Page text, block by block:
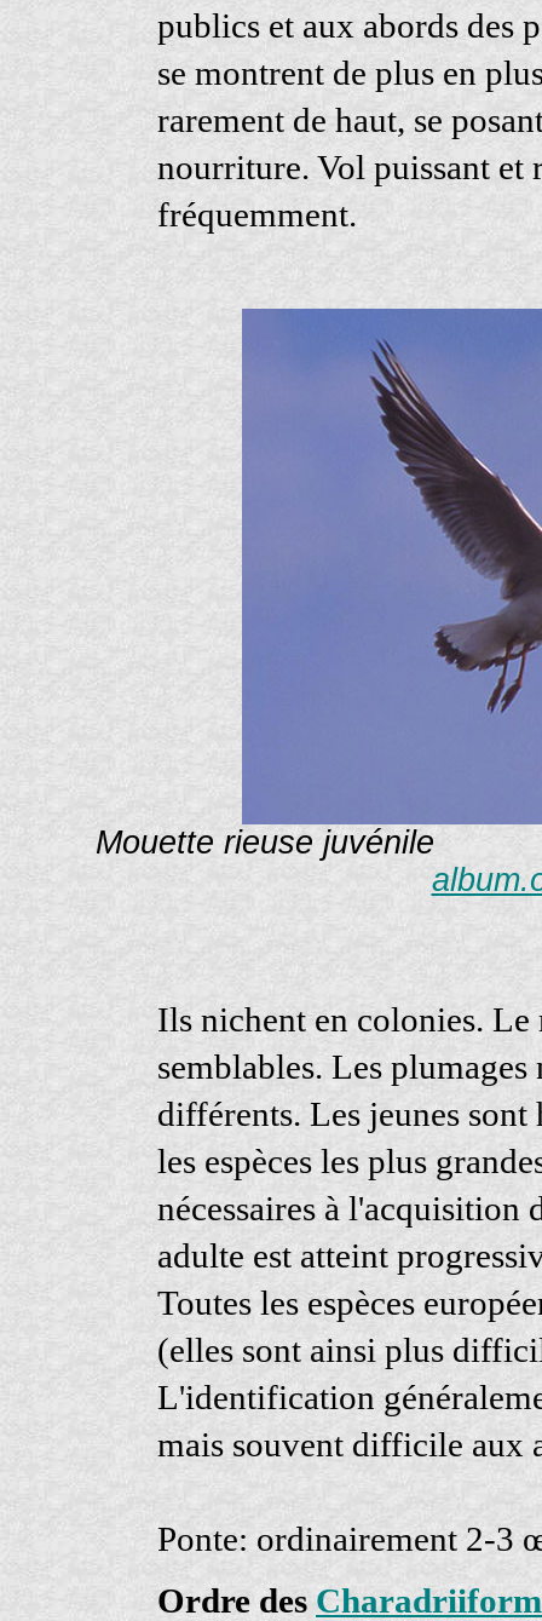
publics et aux abords des
se montrent de plus en
rarement de haut, se
nourriture. Vol puissant et
fréquemment.
Mouette rieuse juvénile
Ils nichent en colonies.
semblables. Les
différents. Les jeunes
les espèces les plus
nécessaires à l'acquisition
adulte est atteint
Toutes les espèces
(elles sont ainsi plus
L'identification
mais souvent difficile aux
Ponte: ordinairement 2-3
Ordre des